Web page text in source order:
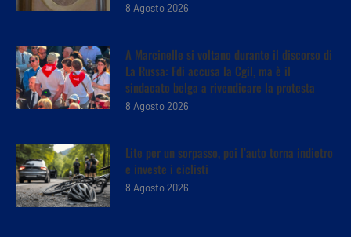
8 Agosto 2026
A Marcinelle si voltano durante il discorso di
La Russa: Fdi accusa la Cgil, ma è il
sindacato belga a rivendicare la protesta
8 Agosto 2026
Lite per un sorpasso, poi l’auto torna indietro
e investe i ciclisti
8 Agosto 2026